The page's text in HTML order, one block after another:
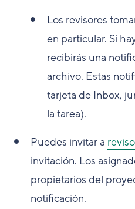
Los revisores
en particular. Si
recibirás una
archivo. Estas
tarjeta de Inbox,
la tarea).
Puedes invitar a
invitación. Los
propietarios del
notificación.